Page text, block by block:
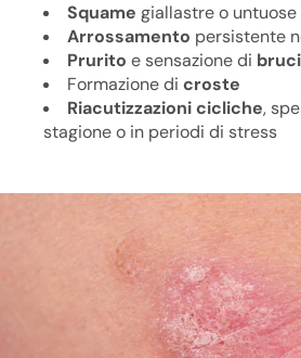
Squame giallastre o untuose
Arrossamento persistente
Prurito e sensazione di
Formazione di croste
Riacutizzazioni cicliche,
stagione o in periodi di stress